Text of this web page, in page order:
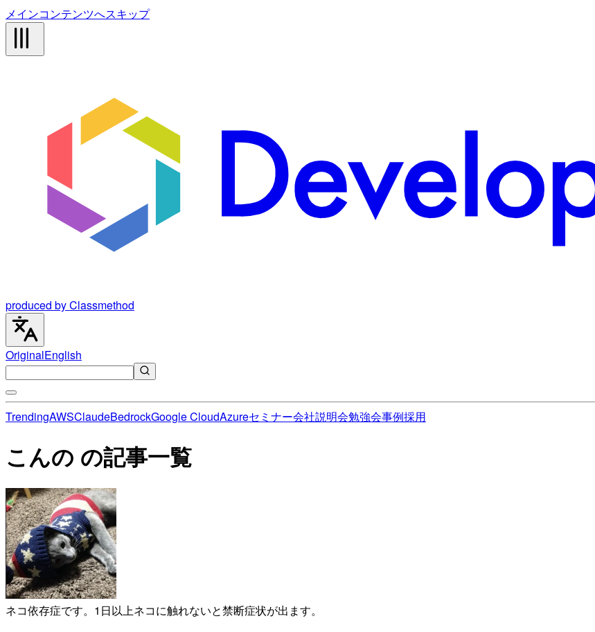
メインコンテンツへスキップ
produced by Classmethod
OriginalEnglish
TrendingAWSClaudeBedrockGoogle CloudAzureセミナー会社説明会勉強会事例採用
こんの の記事一覧
ネコ依存症です。1日以上ネコに触れないと禁断症状が出ます。